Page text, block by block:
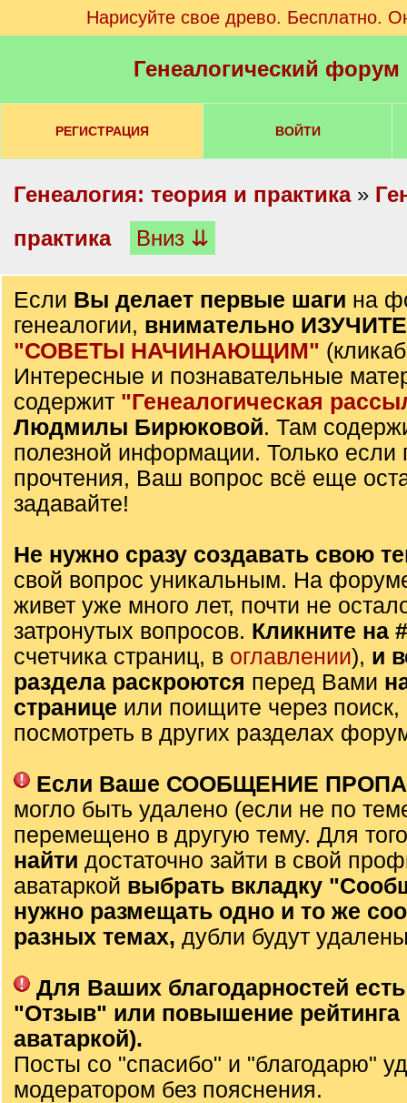
Нарисуйте свое древо. Бесплатно.
Генеалогический
РЕГИСТРАЦИЯ ВОЙТИ
Генеалогия: теория и практика»
практика
Вниз ⇊
Если Вы делает первые шаги на
генеалогии, внимательно
"СОВЕТЫ НАЧИНАЮЩИМ"
Интересные и познавательные
содержит "Генеалогическая
Людмилы Бирюковой. Там
полезной информации. Только если
прочтения, Ваш вопрос всё еще
задавайте!
Не нужно сразу создавать свою
свой вопрос уникальным. На
живет уже много лет, почти не
затронутых вопросов. Кликните на
счетчика страниц, в оглавлении), и
раздела раскроются перед Вами
странице или поищите через
посмотреть в других разделах
Если Ваше СООБЩЕНИЕ
могло быть удалено (если не по
перемещено в другую тему. Для
найти достаточно зайти в свой
аватаркой выбрать вкладку
нужно размещать одно и то же
разных темах, дубли будут
Для Ваших благодарностей
"Отзыв" или повышение рейтинга
аватаркой).
Посты со "спасибо" и "благодарю"
модератором без пояснения.